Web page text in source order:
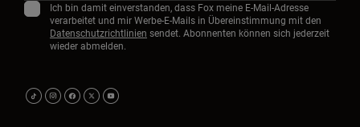
Ich bin damit einverstanden, dass Fox meine E-Mail-Adresse
verarbeitet und mir Werbe-E-Mails in Übereinstimmung mit den
Datenschutzrichtlinien sendet. Abonnenten können sich jederzeit
wieder abmelden.